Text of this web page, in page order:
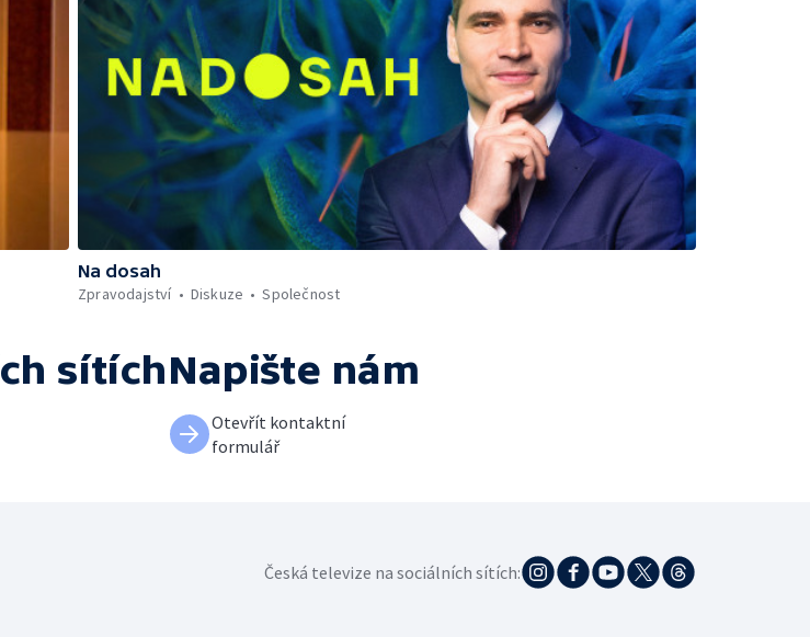
Na dosah
Zpravodajství
Diskuze Společnost
sítíchNapište nám
Otevřít kontaktní
formulář
Česká televize na sociálních sítích: